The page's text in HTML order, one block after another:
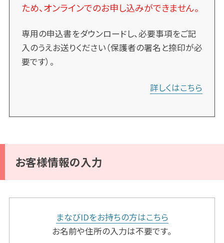
ため、オンラインでのお申し込みができません。
専用の申込書をダウンロードし、必要事項をご記
入のうえお送りください（保護者の署名と捺印が必
要です）。
詳しくはこちら
お客様情報の入力
まなびIDをお持ちの方はこちら
お名前や住所の入力は不要です。